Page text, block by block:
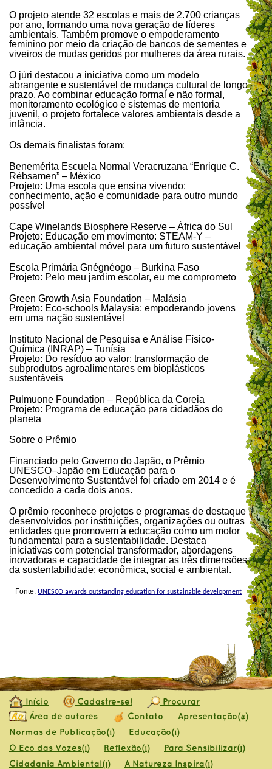
O projeto atende 32 escolas e mais de 2.700 crianças
por ano, formando uma nova geração de líderes
ambientais. Também promove o empoderamento
feminino por meio da criação de bancos de sementes e
viveiros de mudas geridos por mulheres da área rurais.
O júri destacou a iniciativa como um modelo
abrangente e sustentável de mudança cultural de longo
prazo. Ao combinar educação formal e não formal,
monitoramento ecológico e sistemas de mentoria
juvenil, o projeto fortalece valores ambientais desde a
infância.
Os demais finalistas foram:
Benemérita Escuela Normal Veracruzana “Enrique C.
Rébsamen” – México
Projeto: Uma escola que ensina vivendo:
conhecimento, ação e comunidade para outro mundo
possível
Cape Winelands Biosphere Reserve – África do Sul
Projeto: Educação em movimento: STEAM-Y –
educação ambiental móvel para um futuro sustentável
Escola Primária Gnégnéogo – Burkina Faso
Projeto: Pelo meu jardim escolar, eu me comprometo
Green Growth Asia Foundation – Malásia
Projeto: Eco-schools Malaysia: empoderando jovens
em uma nação sustentável
Instituto Nacional de Pesquisa e Análise Físico-
Química (INRAP) – Tunísia
Projeto: Do resíduo ao valor: transformação de
subprodutos agroalimentares em bioplásticos
sustentáveis
Pulmuone Foundation – República da Coreia
Projeto: Programa de educação para cidadãos do
planeta
Sobre o Prêmio
Financiado pelo Governo do Japão, o Prêmio
UNESCO–Japão em Educação para o
Desenvolvimento Sustentável foi criado em 2014 e é
concedido a cada dois anos.
O prêmio reconhece projetos e programas de destaque
desenvolvidos por instituições, organizações ou outras
entidades que promovem a educação como um motor
fundamental para a sustentabilidade. Destaca
iniciativas com potencial transformador, abordagens
inovadoras e capacidade de integrar as três dimensões
da sustentabilidade: econômica, social e ambiental.
Fonte: UNESCO awards outstanding education for sustainable development
Início Cadastre-se!
Procurar
Área de autores
Contato Apresentação(4)
Normas de Publicação(1) Educação(1)
O Eco das Vozes(1) Reflexão(1) Para Sensibilizar(1)
Cidadania Ambiental(1) A Natureza Inspira(1)